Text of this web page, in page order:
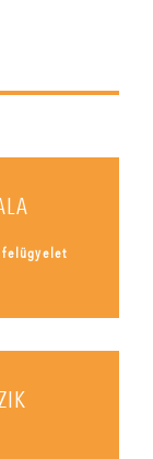
felügyelet